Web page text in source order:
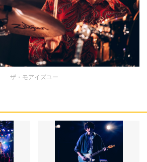
ザ・モアイズユー